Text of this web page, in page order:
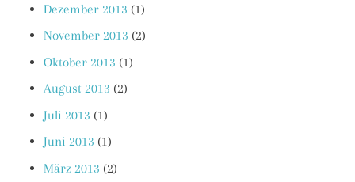
Dezember 2013 (1)
November 2013 (2)
Oktober 2013 (1)
August 2013 (2)
Juli 2013 (1)
Juni 2013 (1)
März 2013 (2)